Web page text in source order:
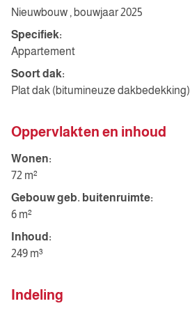
Nieuwbouw , bouwjaar 2025
Specifiek:
Appartement
Soort dak:
Plat dak (bitumineuze dakbedekking)
Oppervlakten en inhoud
Wonen:
72 m²
Gebouw geb. buitenruimte:
6 m²
Inhoud:
249 m³
Indeling